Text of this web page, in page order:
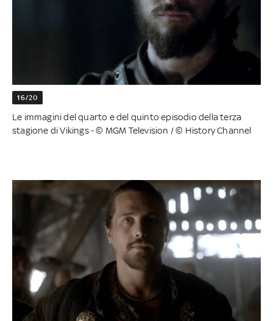
16/20
Le immagini del quarto e del quinto episodio della terza
stagione di Vikings - © MGM Television / © History Channel